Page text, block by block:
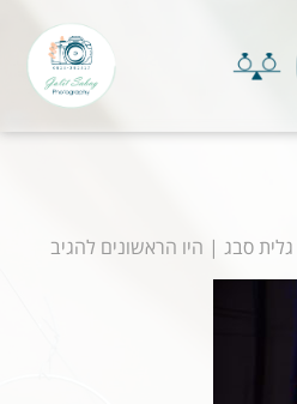
גלית סבג | היו הראשונים להגיב